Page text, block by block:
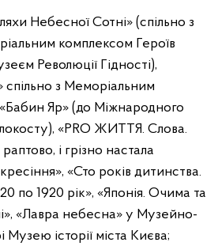
Небесної Сотні» (спільно з
комплексом Героїв
Революції Гідності),
спільно з Меморіальним
Яр» (до Міжнародного
«PRO ЖИТТЯ. Слова.
і грізно настала
«Сто років дитинства.
по 1920 рік», «Японія. Очима та
«Лавра небесна» у Музейно-
Музею історії міста Києва;